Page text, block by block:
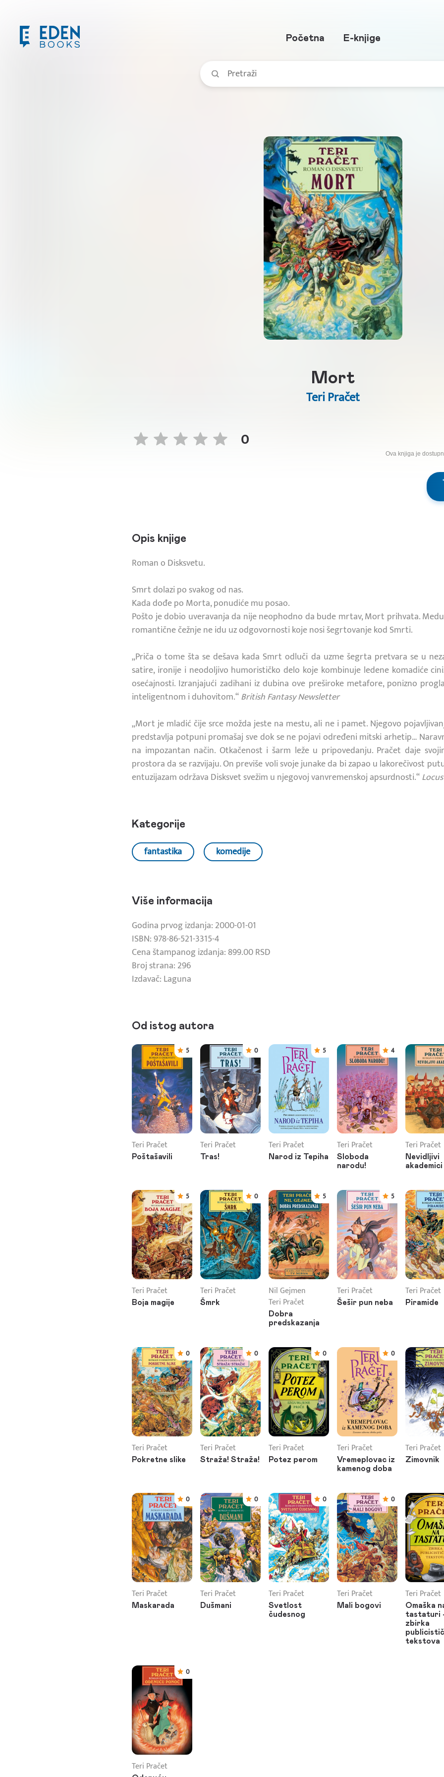
Početna E-knjige
Mort
Teri Pračet
0
Ova knjiga je
Opis knjige
Roman o Disksvetu.
Smrt dolazi po svakog od nas.
Kada dođe po Morta, ponudiće mu posao.
Pošto je dobio uveravanja da nije neophodno da bude mrtav, Mort prihvata.
romantične čežnje ne idu uz odgovornosti koje nosi šegrtovanje kod Smrti.
„Priča o tome šta se dešava kada Smrt odluči da uzme šegrta pretvara se u
satire, ironije i neodoljivo humorističko delo koje kombinuje ledene komadiće
osećajnosti. Izranjajući zadihani iz dubina ove preširoke metafore, ponizno
inteligentnom i duhovitom.“British Fantasy Newsletter
„Mort je mladić čije srce možda jeste na mestu, ali ne i pamet. Njegovo
predstavlja potpuni promašaj sve dok se ne pojavi određeni mitski arhetip…
na impozantan način. Otkačenost i šarm leže u pripovedanju. Pračet daje
prostora da se razvijaju. On previše voli svoje junake da bi zapao u lakorečivost
entuzijazam održava Disksvet svežim u njegovoj vanvremenskoj apsurdnosti.“Locus
Kategorije
fantastika komedije
Više informacija
Godina prvog izdanja: 2000-01-01
ISBN: 978-86-521-3315-4
Cena štampanog izdanja: 899.00 RSD
Broj strana: 296
Izdavač: Laguna
Od istog autora
5
Teri Pračet
Poštašavili
0
Teri Pračet
Tras!
5
Teri Pračet
Narod iz Tepiha
4
Teri Pračet
Sloboda
narodu!
Teri Pračet
Nevidljivi
akademici
5
Teri Pračet
Boja magije
0
Teri Pračet
Šmrk
5
Nil Gejmen
Teri Pračet
Dobra
predskazanja
5
Teri Pračet
Šešir pun neba
Teri Pračet
Piramide
0
Teri Pračet
Pokretne slike
0
Teri Pračet
Straža! Straža!
0
Teri Pračet
Potez perom
0
Teri Pračet
Vremeplovac iz
kamenog doba
Teri Pračet
Zimovnik
0
Teri Pračet
Maskarada
0
Teri Pračet
Dušmani
0
Teri Pračet
Svetlost
čudesnog
0
Teri Pračet
Mali bogovi
Teri Pračet
Omaška
tastaturi
zbirka
tekstova
0
Teri Pračet